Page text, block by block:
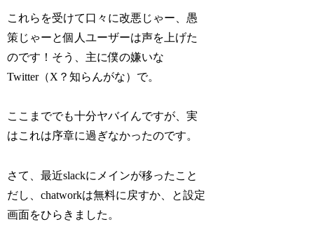
これらを受けて口々に改悪じゃー、愚
策じゃーと個人ユーザーは声を上げた
のです！そう、主に僕の嫌いな
Twitter（X？知らんがな）で。
ここまででも十分ヤバイんですが、実
はこれは序章に過ぎなかったのです。
さて、最近slackにメインが移ったこと
だし、chatworkは無料に戻すか、と設定
画面をひらきました。